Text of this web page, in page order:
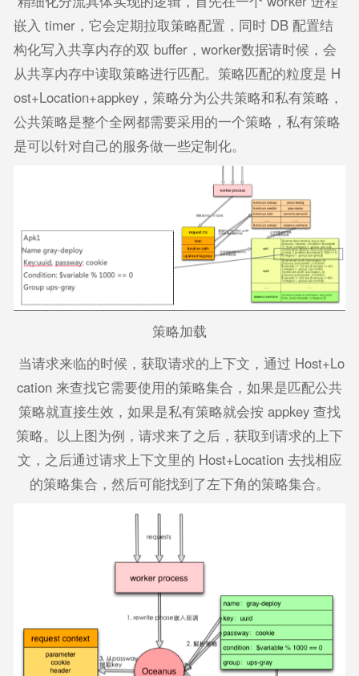
嵌入 timer，它会定期拉取策略配置，同时 DB 配置结
构化写入共享内存的双 buffer，worker数据请时候，会
从共享内存中读取策略进行匹配。策略匹配的粒度是 H
ost+Location+appkey，策略分为公共策略和私有策略，
公共策略是整个全网都需要采用的一个策略，私有策略
是可以针对自己的服务做一些定制化。
策略加载
当请求来临的时候，获取请求的上下文，通过 Host+Lo
cation 来查找它需要使用的策略集合，如果是匹配公共
策略就直接生效，如果是私有策略就会按 appkey 查找
策略。以上图为例，请求来了之后，获取到请求的上下
文，之后通过请求上下文里的 Host+Location 去找相应
的策略集合，然后可能找到了左下角的策略集合。